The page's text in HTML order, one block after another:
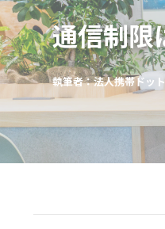
通信制限
執筆者：法人携帯ドッ